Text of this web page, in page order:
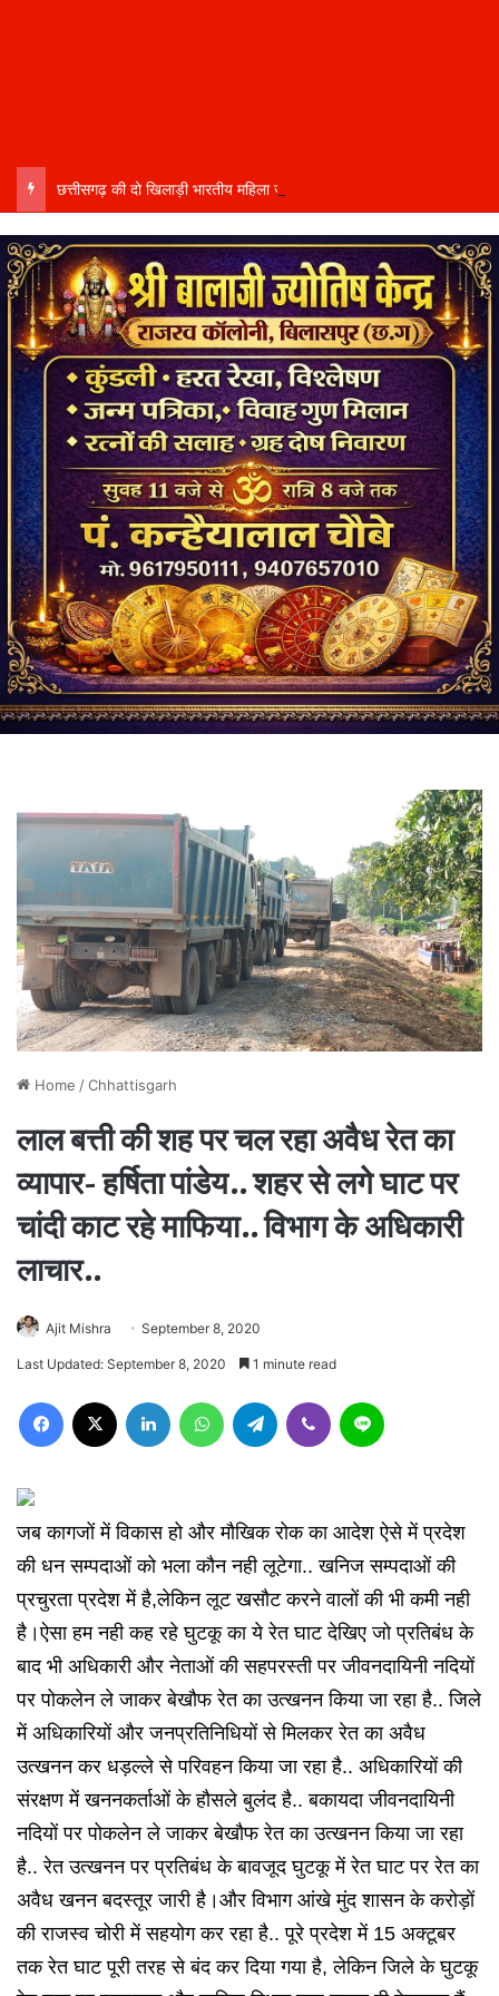
Home /Chhattisgarh
लाल बत्ती की शह पर चल रहा अवैध रेत का
व्यापार- हर्षिता पांडेय.. शहर से लगे घाट पर
चांदी काट रहे माफिया.. विभाग के अधिकारी
लाचार..
Ajit Mishra September 8, 2020
Last Updated: September 8, 2020 1 minute read
Facebook LinkedIn WhatsAppTelegram Viber
जब कागजों में विकास हो और मौखिक रोक का आदेश ऐसे में प्रदेश
की धन सम्पदाओं को भला कौन नही लूटेगा.. खनिज सम्पदाओं की
प्रचुरता प्रदेश में है,लेकिन लूट खसौट करने वालों की भी कमी नही
है।ऐसा हम नही कह रहे घुटकू का ये रेत घाट देखिए जो प्रतिबंध के
बाद भी अधिकारी और नेताओं की सहपरस्ती पर जीवनदायिनी नदियों
पर पोकलेन ले जाकर बेखौफ रेत का उत्खनन किया जा रहा है.. जिले
में अधिकारियों और जनप्रतिनिधियों से मिलकर रेत का अवैध
उत्खनन कर धड़ल्ले से परिवहन किया जा रहा है.. अधिकारियों की
संरक्षण में खननकर्ताओं के हौसले बुलंद है.. बकायदा जीवनदायिनी
नदियों पर पोकलेन ले जाकर बेखौफ रेत का उत्खनन किया जा रहा
है.. रेत उत्खनन पर प्रतिबंध के बावजूद घुटकू में रेत घाट पर रेत का
अवैध खनन बदस्तूर जारी है।और विभाग आंखे मुंद शासन के करोड़ों
की राजस्व चोरी में सहयोग कर रहा है.. पूरे प्रदेश में 15 अक्टूबर
तक रेत घाट पूरी तरह से बंद कर दिया गया है, लेकिन जिले के घुटकू